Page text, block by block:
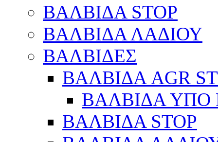
ΒΑΛΒΙΔΑ STOP
ΒΑΛΒΙΔΑ ΛΑΔΙΟΥ
ΒΑΛΒΙΔΕΣ
ΒΑΛΒΙΔΑ AGR
ΒΑΛΒΙΔΑ ΥΠΟ
ΒΑΛΒΙΔΑ STOP